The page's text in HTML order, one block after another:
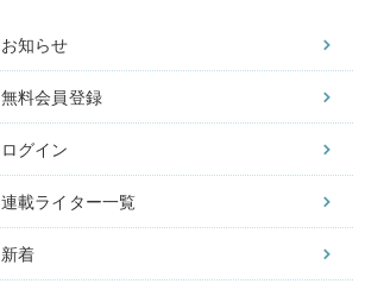
お知らせ
無料会員登録
ログイン
連載ライター一覧
新着